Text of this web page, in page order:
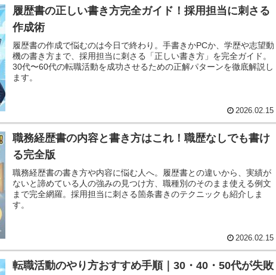
履歴書の正しい書き方完全ガイド！採用担当に刺さる
作成術
履歴書の作成で悩むのは今日で終わり。手書きかPCか、学歴や志望動
機の書き方まで、採用担当に刺さる「正しい書き方」を完全ガイド。
30代〜60代の転職活動を成功させるための正解パターンを徹底解説し
ます。
2026.02.15
職務経歴書の内容と書き方はこれ！職歴なしでも書け
る完全版
職務経歴書の書き方や内容に悩む人へ。履歴書との違いから、実績が
ないと諦めている人の強みの見つけ方、職種別のそのまま使える例文
まで完全網羅。採用担当に刺さる箇条書きのテクニックも紹介しま
す。
2026.02.15
転職活動のやり方おすすめ手順｜30・40・50代が失敗